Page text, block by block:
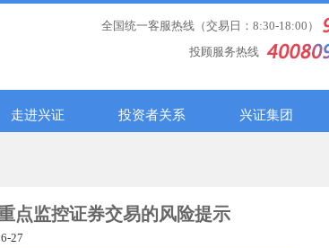
全国统一客服热线（交易日：8:30-18:00）
投顾服务热线
走进兴证 投资者关系 兴证集团
点监控证券交易的风险提示
27